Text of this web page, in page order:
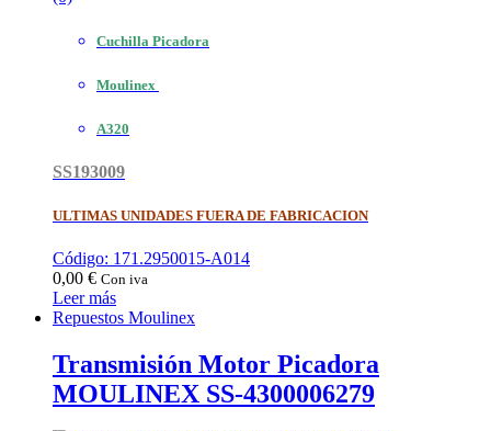
Cuchilla Picadora
Moulinex
A320
SS193009
ULTIMAS UNIDADES FUERA DE FABRICACION
Código: 171.2950015-A014
0,00 € Con iva
Leer más
Repuestos Moulinex
Transmisión Motor Picadora
MOULINEX SS-4300006279